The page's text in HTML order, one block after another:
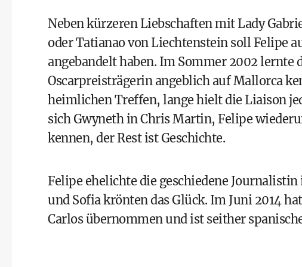
Neben kürzeren Liebschaften mit Lady
oder Tatianao von Liechtenstein soll Felipe
angebandelt haben. Im Sommer 2002 lernte
Oscarpreisträgerin angeblich auf Mallorca
heimlichen Treffen, lange hielt die Liaison
sich Gwyneth in Chris Martin, Felipe
kennen, der Rest ist Geschichte.
Felipe ehelichte die geschiedene
und Sofia krönten das Glück. Im Juni 2014 hat
Carlos übernommenund ist seither